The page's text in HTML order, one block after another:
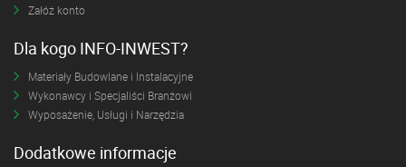
Załóż konto
Dla kogo INFO-INWEST?
Materiały Budowlane i Instalacyjne
Wykonawcy i Specjaliści Branżowi
Wyposażenie, Usługi i Narzędzia
Dodatkowe informacje